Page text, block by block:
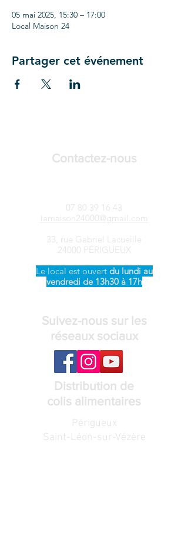
05 mai 2025, 15:30 – 17:00
Local Maison 24
Partager cet événement
Contactez-nous
07 80 39 16 43
lamaison24000@gmail.com
33, rue Gabriel Lacueille
24000 PÉRIGUEUX
Le local est ouvert ​ du lundi au
vendredi de 13h30 à 17h
Suivez-nous sur les
réseaux sociaux
Distribution de
colis alimentaires
Périgueux
Saint-Léon-sur-Vézère